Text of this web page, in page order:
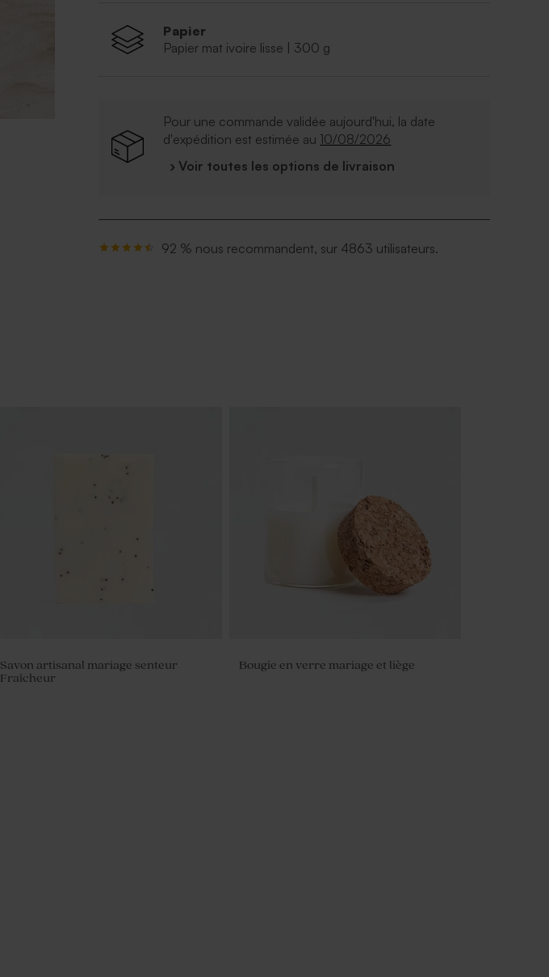
Papier
Papier mat ivoire lisse | 300 g
Pour une commande validée aujourd'hui, la date
d'expédition est estimée au 10/08/2026
› Voir toutes les options de livraison
92 % nous recommandent, sur 4863 utilisateurs.
Savon artisanal mariage senteur
Fraîcheur
Bougie en verre mariage et liège